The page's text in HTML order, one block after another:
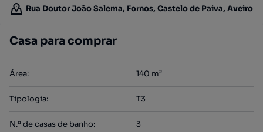
Rua Doutor João Salema, Fornos, Castelo de Paiva, Aveiro
Casa para comprar
Área: 140 m²
Tipologia: T3
N.º de casas de banho: 3